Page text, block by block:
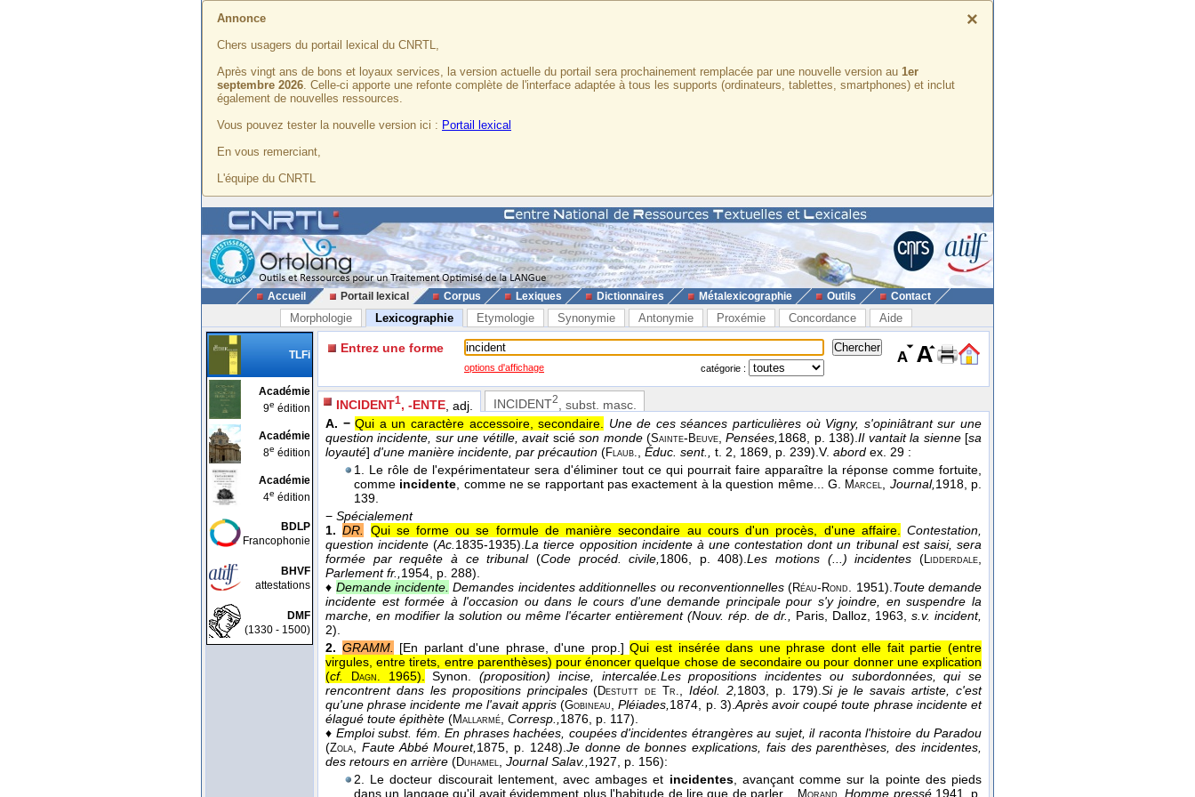
×
Annonce
Chers usagers du portail lexical du CNRTL,
Après vingt ans de bons et loyaux services, la version actuelle du portail sera prochainement remplacée par une nouvelle version au 1er
septembre 2026. Celle-ci apporte une refonte complète de l'interface adaptée à tous les supports (ordinateurs, tablettes, smartphones) et inclut
également de nouvelles ressources.
Vous pouvez tester la nouvelle version ici : Portail lexical
En vous remerciant,
L'équipe du CNRTL
Accueil Portail lexical Corpus Lexiques Dictionnaires Métalexicographie Outils Contact
Morphologie Lexicographie Etymologie Synonymie Antonymie Proxémie Concordance Aide
TLFi
Académie
9e édition
Académie
8e édition
Académie
4e édition
BDLP
Francophonie
BHVF
attestations
DMF
(1330 - 1500)
Entrez une forme
options d'affichage catégorie :
INCIDENT1, -ENTE , adj. INCIDENT2
, subst. masc.
A. − Qui a un caractère accessoire, secondaire. Une de ces séances particulières où Vigny, s'opiniâtrant sur une
question incidente, sur une vétille, avait sciéson monde (Sainte- Beuve,Pensées,1868, p. 138).Il vantait la sienne [sa
loyauté] d'une manière incidente, par précaution (Flaub., Éduc. sent., t. 2, 1869, p. 239).V. abord ex. 29 :
1. Le rôle de l'expérimentateur sera d'éliminer tout ce qui pourrait faire apparaître la réponse comme fortuite,
comme incidente, comme ne se rapportant pas exactement à la question même...G. Marcel, Journal,1918, p.
139.
− Spécialement
1. DR. Qui se forme ou se formule de manière secondaire au cours d'un procès, d'une affaire. Contestation,
question incidente(Ac.1835-1935).La tierce opposition incidente à une contestation dont un tribunal est saisi, sera
formée par requête à ce tribunal (Code procéd. civile,1806, p. 408).Les motions (...) incidentes(Lidderdale,
Parlement fr.,1954, p. 288).
♦ Demande incidente. Demandes incidentes additionnelles ou reconventionnelles(Réau- Rond. 1951).Toute demande
incidente est formée à l'occasion ou dans le cours d'une demande principale pour s'y joindre, en suspendre la
marche, en modifier la solution ou même l'écarter entièrement (Nouv. rép. de dr., Paris, Dalloz, 1963, s.v. incident,
2).
2. GRAMM. [En parlant d'une phrase, d'une prop.] Qui est insérée dans une phrase dont elle fait partie (entre
virgules, entre tirets, entre parenthèses) pour énoncer quelque chose de secondaire ou pour donner une explication
(cf. Dagn. 1965). Synon. (proposition) incise, intercalée.Les propositions incidentes ou subordonnées, qui se
rencontrent dans les propositions principales(Destutt de Tr., Idéol. 2,1803, p. 179).Si je le savais artiste, c'est
qu'une phrase incidente me l'avait appris(Gobineau,Pléiades,1874, p. 3).Après avoir coupé toute phrase incidente et
élagué toute épithète (Mallarmé, Corresp.,1876, p. 117).
♦ Emploi subst. fém. En phrases hachées, coupées d'incidentes étrangères au sujet, il raconta l'histoire du Paradou
(Zola, Faute Abbé Mouret,1875, p. 1248).Je donne de bonnes explications, fais des parenthèses, des incidentes,
des retours en arrière (Duhamel, Journal Salav.,1927, p. 156):
2. Le docteur discourait lentement, avec ambages et incidentes, avançant comme sur la pointe des pieds
dans un langage qu'il avait évidemment plus l'habitude de lire que de parler...
,Homme pressé, 1941 , p.